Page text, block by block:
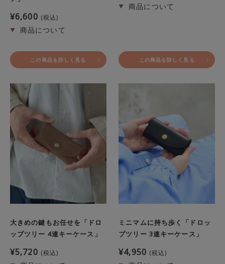
¥6,600 税込
この商品を詳しく見る この商品を詳しく見る
大きめの鍵もお任せを「ドロ
ップツリー 4連キーケース」
¥5,720 税込
ミニマムに持ち歩く「ドロッ
プツリー 3連キーケース」
¥4,950 税込